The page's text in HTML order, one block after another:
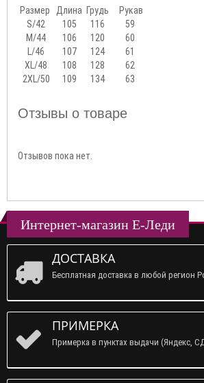
Размер Длина Грудь
Рукав
S/42
105 116
59
M/44
106 120
60
L/46
107 124
61
XL/48
108 128
62
2XL/50
109 134 63
Отзывы о товаре
Отзывов пока нет.
Интернет-магазин Е-Леди
ДОСТАВКА
Бесплатная доставка в любой регион
ПРИМЕРКА
Примерка в пунктах выдачи (Яндекс,